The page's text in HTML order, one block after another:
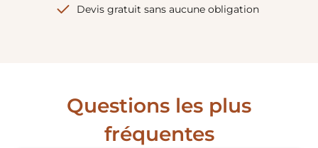
Devis gratuit sans aucune obligation
Questions les plus
fréquentes